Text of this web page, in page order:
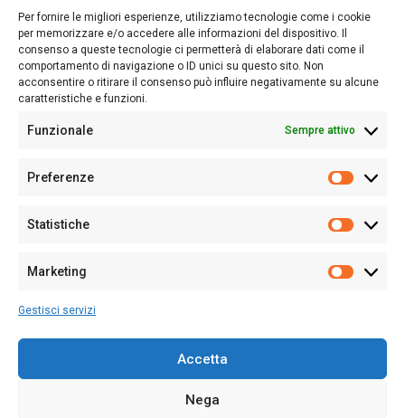
Per fornire le migliori esperienze, utilizziamo tecnologie come i cookie
per memorizzare e/o accedere alle informazioni del dispositivo. Il
consenso a queste tecnologie ci permetterà di elaborare dati come il
comportamento di navigazione o ID unici su questo sito. Non
acconsentire o ritirare il consenso può influire negativamente su alcune
caratteristiche e funzioni.
Funzionale Sempre attivo
Preferenze
Statistiche
Marketing
Gestisci servizi
Accetta
Nega
lettori su quanto accade in Sardegna, con un occhio rivolto al
nostro passato e, soprattutto, al nostro futuro
Follow Us
Sede:Via Cristoforo Colombo 09013 Carbonia
Partita IVA02270380922
128/2020 del 10/02/2020
Per la Pubblicità: